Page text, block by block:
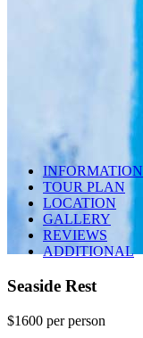
INFORMATION
TOUR PLAN
LOCATION
GALLERY
REVIEWS
ADDITIONAL
Seaside Rest
$1600 per person